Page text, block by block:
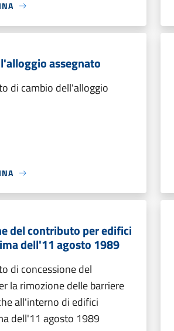
assegnato
di cambio dell'alloggio
del contributo per edifici
dell'11 agosto 1989
di concessione del
la rimozione delle barriere
all'interno di edifici
dell'11 agosto 1989